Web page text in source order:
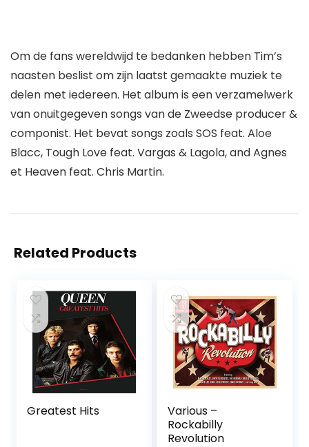
Om de fans wereldwijd te bedanken hebben Tim’s
naasten beslist om zijn laatst gemaakte muziek te
delen met iedereen. Het album is een verzamelwerk
van onuitgegeven songs van de Zweedse producer &
componist. Het bevat songs zoals SOS feat. Aloe
Blacc, Tough Love feat. Vargas & Lagola, and Agnes
et Heaven feat. Chris Martin.
Related Products
Greatest Hits
Various –
Rockabilly
Revolution